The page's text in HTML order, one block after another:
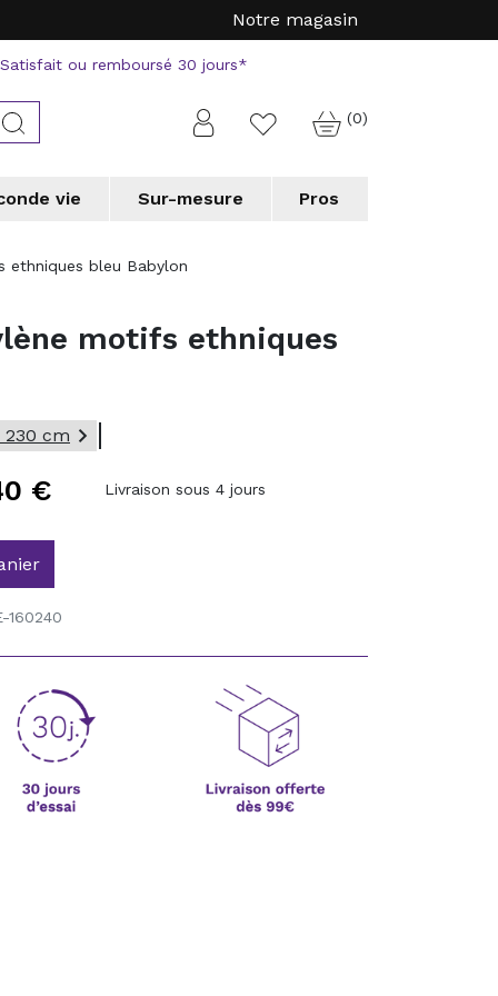
Notre magasin
Satisfait ou remboursé 30 jours*
Connexion
Favorite (0)
couloir
Tapis forme originale
chic collection
Vorwerk
professionnels
couloir
Tapis forme originale
chic collection
Vorwerk
vie Sur-mesure
professionnels
Pros
ethniques bleu Babylon
motifs ethniques
230 cm 
€ Livraison sous 4 jours
160240